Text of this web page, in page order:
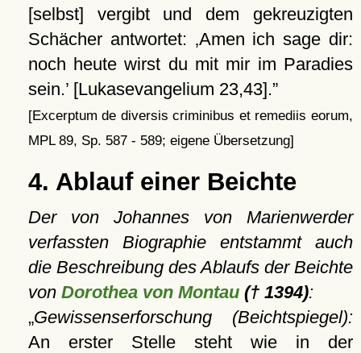
[selbst] vergibt und dem gekreuzigten
Schächer antwortet:
Amen ich sage dir:
noch heute wirst du mit mir im Paradies
sein.[Lukasevangelium 23,43].
[Excerptum de diversis criminibus et remediis eorum,
MPL 89, Sp. 587 - 589; eigene Übersetzung]
4. Ablauf einer Beichte
Der von Johannes von Marienwerder
verfassten Biographie entstammt auch
die Beschreibung des Ablaufs der Beichte
von Dorothea von Montau(† 1394):
Gewissenserforschung (Beichtspiegel):
An erster Stelle steht wie in der